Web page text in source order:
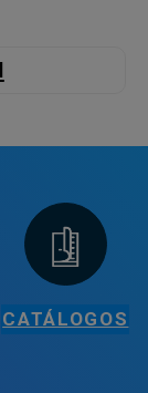
CATÁLOGOS